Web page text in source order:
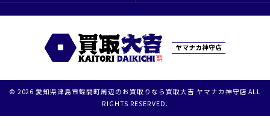
© 2026 愛知県津島市蛭間町周辺のお買取りなら買取大吉 ヤマナカ神守店 ALL
RIGHTS RESERVED.